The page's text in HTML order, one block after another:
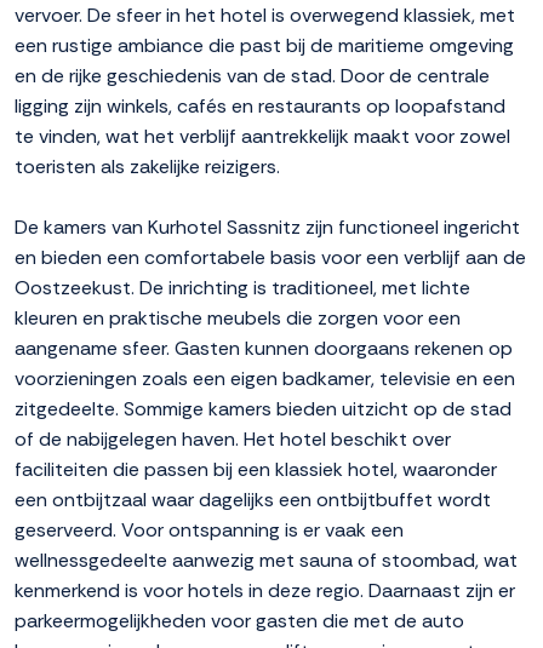
vervoer. De sfeer in het hotel is overwegend klassiek, met
een rustige ambiance die past bij de maritieme omgeving
en de rijke geschiedenis van de stad. Door de centrale
ligging zijn winkels, cafés en restaurants op loopafstand
te vinden, wat het verblijf aantrekkelijk maakt voor zowel
toeristen als zakelijke reizigers.
De kamers van Kurhotel Sassnitz zijn functioneel ingericht
en bieden een comfortabele basis voor een verblijf aan de
Oostzeekust. De inrichting is traditioneel, met lichte
kleuren en praktische meubels die zorgen voor een
aangename sfeer. Gasten kunnen doorgaans rekenen op
voorzieningen zoals een eigen badkamer, televisie en een
zitgedeelte. Sommige kamers bieden uitzicht op de stad
of de nabijgelegen haven. Het hotel beschikt over
faciliteiten die passen bij een klassiek hotel, waaronder
een ontbijtzaal waar dagelijks een ontbijtbuffet wordt
geserveerd. Voor ontspanning is er vaak een
wellnessgedeelte aanwezig met sauna of stoombad, wat
kenmerkend is voor hotels in deze regio. Daarnaast zijn er
parkeermogelijkheden voor gasten die met de auto